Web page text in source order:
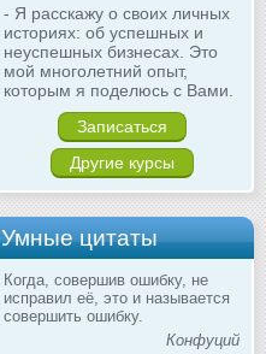
- Я расскажу о своих личных
историях: об успешных и
неуспешных бизнесах. Это
мой многолетний опыт,
которым я поделюсь с Вами.
Записаться
Другие курсы
Умные цитаты
Когда, совершив ошибку, не
исправил её, это и называется
совершить ошибку.
Конфуций